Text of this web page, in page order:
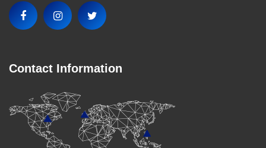
Contact Information